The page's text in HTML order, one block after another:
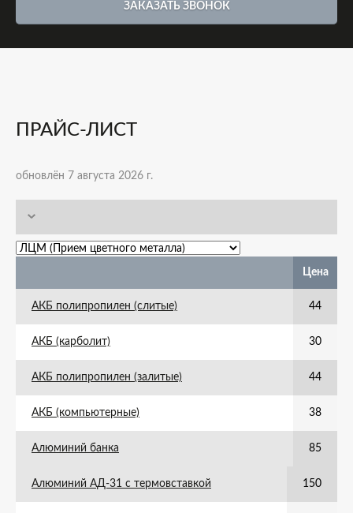
ЗАКАЗАТЬ ЗВОНОК
ПРАЙС-ЛИСТ
обновлён 7 августа 2026 г.
Цена
АКБ полипропилен (слитые) 44
АКБ (карболит) 30
АКБ полипропилен (залитые) 44
АКБ (компьютерные) 38
Алюминий банка 85
Алюминий АД-31 с термовставкой 150